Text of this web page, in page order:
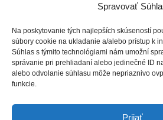
Spravovať
Na poskytovanie tých najlepších skúseností
súbory cookie na ukladanie a/alebo prístup k
Súhlas s týmito technológiami nám umožní
správanie pri prehliadaní alebo jedinečné ID
alebo odvolanie súhlasu môže nepriaznivo
funkcie.
Prijať
ADROSKO
Stanovy OZ Ochrana osobných
používania súborov cookie (EÚ)
osobných údajov (EU)
SLEDUJTE NÁS